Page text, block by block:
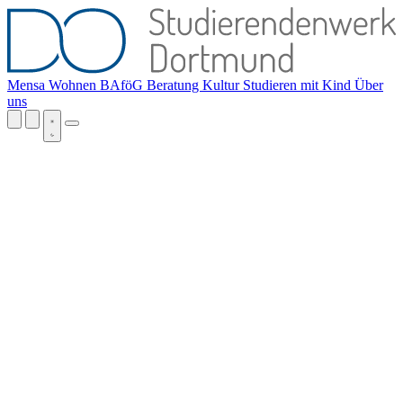
Mensa Wohnen BAföG Beratung Kultur Studieren mit Kind Über
uns